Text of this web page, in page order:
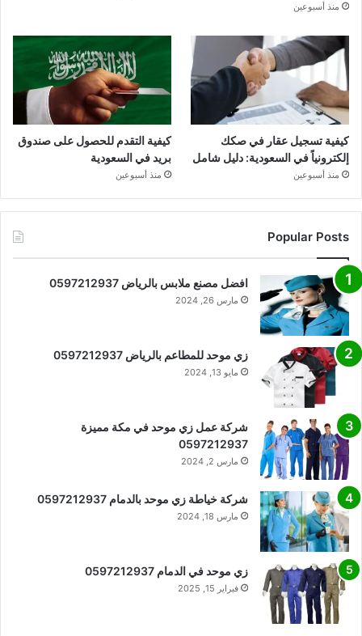
منذ أسبوعين
كيفية تسجيل عقار في صكك
إلكترونياً في السعودية: دليل شامل
منذ أسبوعين
كيفية التقدم للحصول على صندوق
بريد في السعودية
منذ أسبوعين
Popular Posts
افضل مصنع ملابس بالرياض 0597212937
مارس 26, 2024
زي موحد للمطاعم بالرياض 0597212937
مايو 13, 2024
شركة عمل زي موحد في مكة مميزة
0597212937
مارس 2, 2024
شركة خياطة زي موحد بالدمام 0597212937
مارس 18, 2024
زي موحد في الدمام 0597212937
فبراير 15, 2025